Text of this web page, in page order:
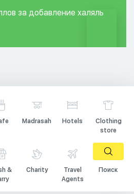
за добавление халяль
Madrasah Hotels
Clothing
store
&
Charity
Travel
Agents
Поиск